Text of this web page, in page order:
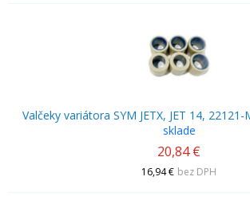
Valčeky variátora SYM JETX, JET 14,
sklade
20,84 €
16,94 € bez DPH